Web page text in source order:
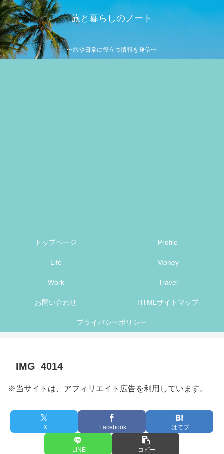
旅と暮らしのノート
〜旅や日常に役立つ情報を発信〜
トップページ Profile
Life Money
Work Travel
お問い合わせ HTMLサイトマップ
プライバシーポリシー
IMG_4014
※当サイトは、アフィリエイト広告を利用しています。
X Facebook はてブ
LINE コピー